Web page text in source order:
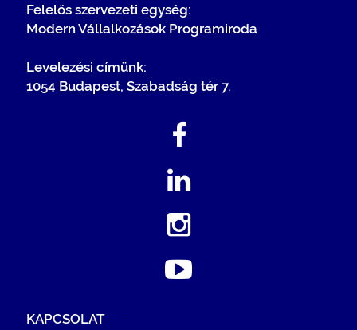
Felelős szervezeti egység:
Modern Vállalkozások Programiroda
Levelezési címünk:
1054 Budapest, Szabadság tér 7.
KAPCSOLAT